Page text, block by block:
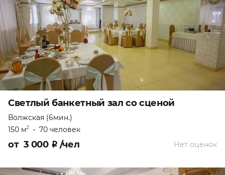
Светлый банкетный зал со сценой
Волжская (6мин.)
150 м2 • 70 человек
Нет оценок
от 3 000 ₽ /чел